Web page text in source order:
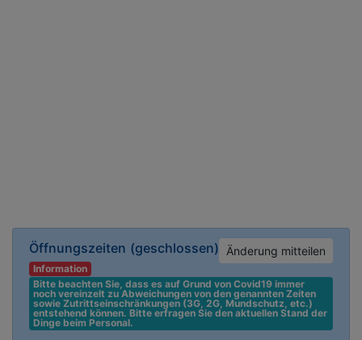
Öffnungszeiten (geschlossen) Änderung mitteilen
Information
Bitte beachten Sie, dass es auf Grund von Covid19 immer
noch vereinzelt zu Abweichungen von den genannten Zeiten
sowie Zutrittseinschränkungen (3G, 2G, Mundschutz, etc.)
entstehend können. Bitte erfragen Sie den aktuellen Stand der
Dinge beim Personal.